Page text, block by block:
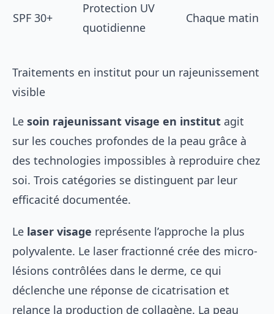
SPF 30+
Protection UV
quotidienne
Chaque matin
Traitements en institut pour un rajeunissement
visible
Le soin rajeunissant visage en institut agit
sur les couches profondes de la peau grâce à
des technologies impossibles à reproduire chez
soi. Trois catégories se distinguent par leur
efficacité documentée.
Le laser visage représente l’approche la plus
polyvalente. Le laser fractionné crée des micro-
lésions contrôlées dans le derme, ce qui
déclenche une réponse de cicatrisation et
relance la production de collagène. La peau